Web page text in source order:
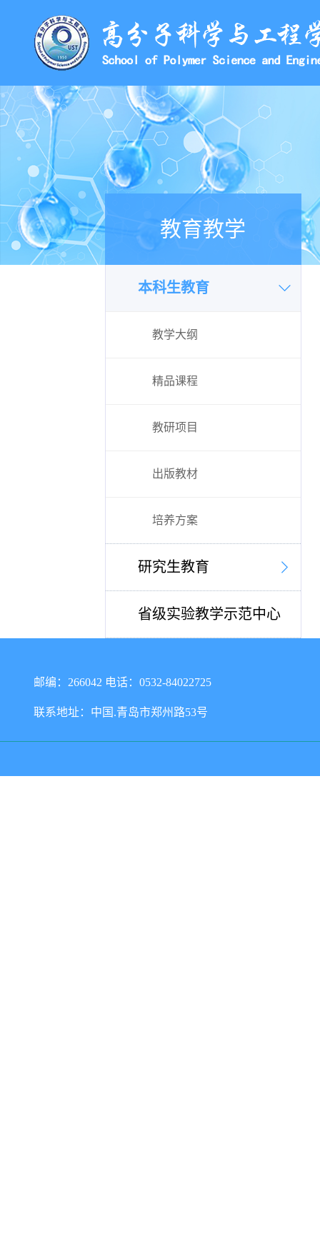
教育教学
本科生教育
教学大纲
精品课程
教研项目
出版教材
培养方案
研究生教育
省级实验教学示范中心
邮编：266042 电话：0532-84022725
联系地址：中国.青岛市郑州路53号